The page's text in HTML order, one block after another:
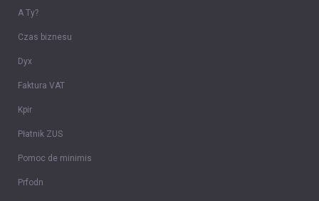
A Ty?
Czas biznesu
Dyx
Faktura VAT
Kpir
Płatnik ZUS
Pomoc de minimis
Prfodn